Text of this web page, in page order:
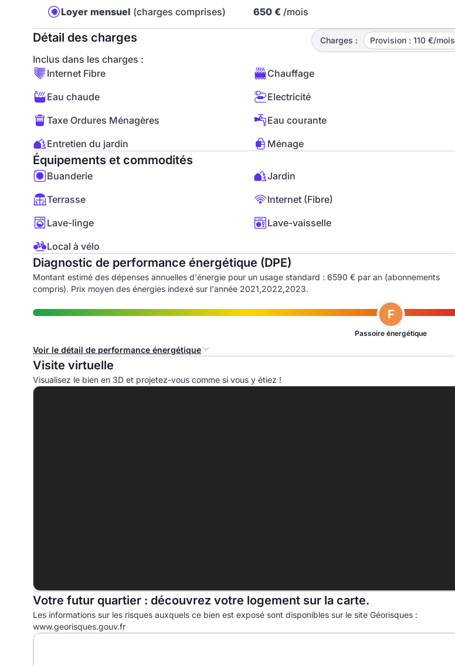
Loyer mensuel (charges comprises) 650 € /mois
Détail des charges Charges : Provision : 110 €/mois
Inclus dans les charges :
Internet Fibre
Chauffage
Eau chaude
Electricité
Taxe Ordures Ménagères
Eau courante
Entretien du jardin
Ménage
Équipements et commodités
Buanderie
Jardin
Terrasse
Internet (Fibre)
Lave-linge
Lave-vaisselle
Local à vélo
Diagnostic de performance énergétique (DPE)
Montant estimé des dépenses annuelles d'énergie pour un usage standard : 6590 € par an (abonnements
compris). Prix moyen des énergies indexé sur l'année 2021,2022,2023.
F
Passoire énergétique
Voir le détail de performance énergétique
Consommation d'énergie primaire (CEP) Indice d'émission de gaz à effet de serre (EGES)
Visite virtuelle
Visualisez le bien en 3D et projetez-vous comme si vous y étiez !
Votre futur quartier : découvrez votre logement sur la carte.
Les informations sur les risques auxquels ce bien est exposé sont disponibles sur le site Géorisques :
www.georisques.gouv.fr